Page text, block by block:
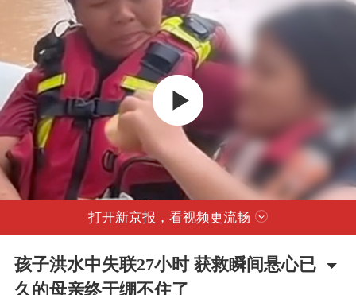
打开新京报，看视频更流畅
孩子洪水中失联27小时 获救瞬间悬心已
久的母亲终于绷不住了